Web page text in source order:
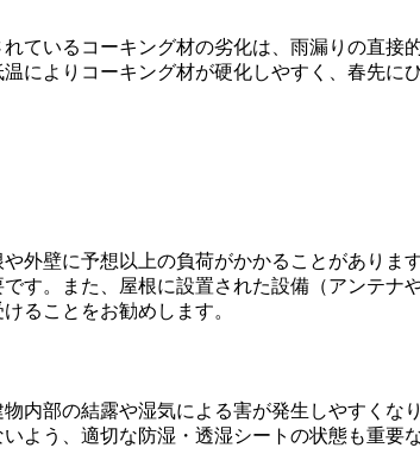
ているコーキング材の劣化は、雨漏りの直
によりコーキング材が硬化しやすく、春先
外壁に予想以上の負荷がかかることがあり
す。また、屋根に設置された設備（アンテ
ることをお勧めします。
内部の結露や湿気による害が発生しやすく
よう、適切な防湿・透湿シートの状態も重